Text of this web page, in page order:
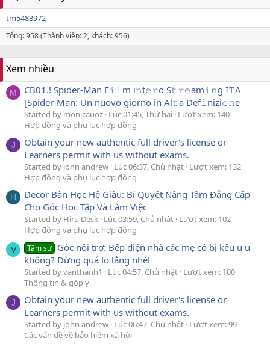
tm5483972
Tổng: 958 (Thành viên: 2, khách: 956)
Xem nhiều
M
CB01.! Spider-Man F𝚒𝚕m i𝚗t𝚎𝚛o S𝚝𝚛𝚎am𝚒𝚗g I𝚃A
[Spider-Man: Un nuovo giorno in Al𝚝a Def𝚒nizi𝚘𝚗e
Started by monicauoz Lúc 01:45, Thứ hai Lượt xem: 140
Hợp đồng và phụ lục hợp đồng
J
Obtain your new authentic full driver's license or
Learners permit with us without exams.
Started by john andrew Lúc 06:37, Chủ nhật Lượt xem: 132
Hợp đồng và phụ lục hợp đồng
H
Decor Bàn Học Hệ Giàu: Bí Quyết Nâng Tầm Đẳng Cấp
Cho Góc Học Tập Và Làm Việc
Started by Hiru Desk Lúc 03:59, Chủ nhật Lượt xem: 102
Hợp đồng và phụ lục hợp đồng
V Tâm sự Góc nội trợ: Bếp điện nhà các mẹ có bị kêu u u
không? Đừng quá lo lắng nhé!
Started by vanthanh1 Lúc 04:57, Chủ nhật Lượt xem: 100
Thông tin & góp ý
J
Obtain your new authentic full driver's license or
Learners permit with us without exams.
Started by john andrew Lúc 06:47, Chủ nhật Lượt xem: 99
Các vấn đề về bảo hiểm xã hội